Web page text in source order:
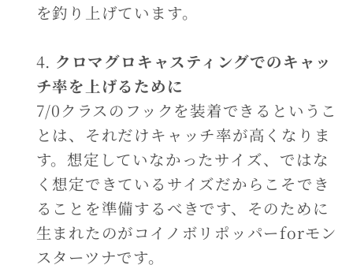
を釣り上げています。
クロマグロキャスティングでのキャッ
チ率を上げるために
7/0クラスのフックを装着できるというこ
とは、それだけキャッチ率が高くなりま
す。想定していなかったサイズ、ではな
く想定できているサイズだからこそでき
ることを準備するべきです、そのために
生まれたのがコイノボリポッパーforモン
スターツナです。